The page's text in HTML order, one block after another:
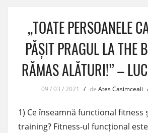
,,TOATE PERSOANELE
PĂȘIT PRAGUL LA THE
RĂMAS ALĂTURI!” –
09 / 03 / 2021 / de Ates Casimceali
1) Ce înseamnă functional fitness
training? Fitness-ul funcțional